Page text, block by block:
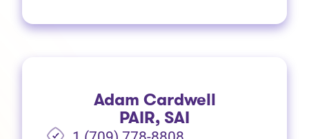
Adam Cardwell
PAIR, SAI